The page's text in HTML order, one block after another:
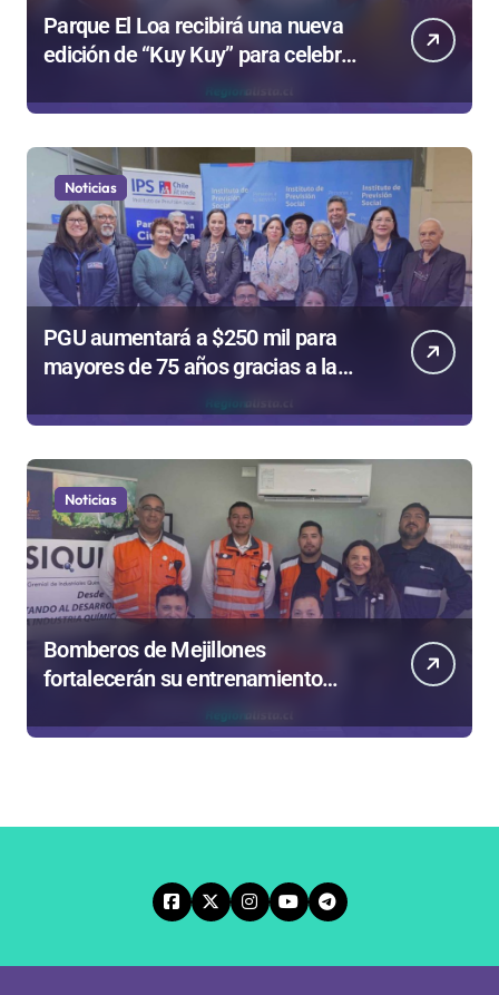
Parque El Loa recibirá una nueva
edición de “Kuy Kuy” para celebrar
Noticias
PGU aumentará a $250 mil para
mayores de 75 años gracias a la
Noticias
Bomberos de Mejillones
fortalecerán su entrenamiento
complejas